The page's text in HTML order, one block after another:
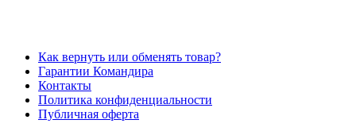
Как вернуть или обменять товар?
Гарантии Командира
Контакты
Политика конфиденциальности
Публичная оферта